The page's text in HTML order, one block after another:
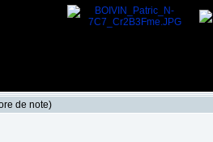
de note)